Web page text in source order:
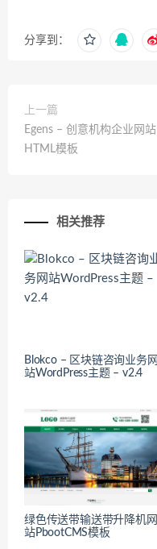
分享到：
上一篇
Egens – 创意机构企业网站
HTML模板
相关推荐
Blokco – 区块链咨询业务网
站WordPress主题 – v2.4
绿色传送带输送带升降机网
站PbootCMS模板